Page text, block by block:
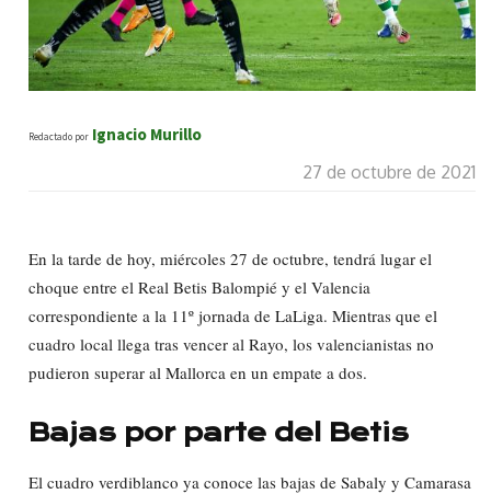
Redactado por Ignacio Murillo
27 de octubre de 2021
En la tarde de hoy, miércoles 27 de octubre, tendrá lugar el
choque entre el Real Betis Balompié y el Valencia
correspondiente a la 11º jornada de LaLiga. Mientras que el
cuadro local llega tras vencer al Rayo, los valencianistas no
pudieron superar al Mallorca en un empate a dos.
Bajas por parte del Betis
El cuadro verdiblanco ya conoce las bajas de Sabaly y Camarasa